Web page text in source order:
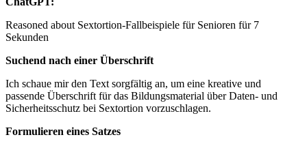
Reasoned about Sextortion-Fallbeispiele für Senioren für 7
Sekunden
Suchend nach einer Überschrift
Ich schaue mir den Text sorgfältig an, um eine kreative und
passende Überschrift für das Bildungsmaterial über Daten- und
Sicherheitsschutz bei Sextortion vorzuschlagen.
Formulieren eines Satzes